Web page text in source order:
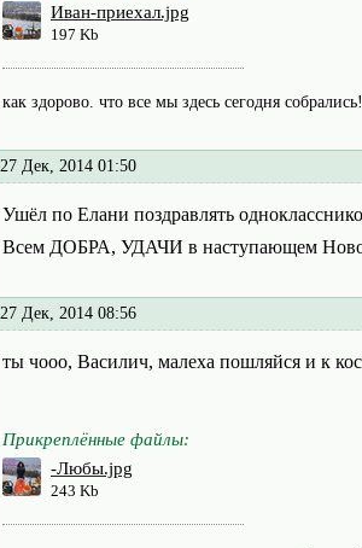
Иван-приехал.jpg
197 Kb
как здорово. что все мы здесь сегодня собрались!
27 Дек, 2014 01:50
Ушёл по Елани поздравлять
Всем ДОБРА, УДАЧИ в наступающем
27 Дек, 2014 08:56
ты чооо, Василич, малеха пошляйся и к
Прикреплённые файлы:
-Любы.jpg
243 Kb